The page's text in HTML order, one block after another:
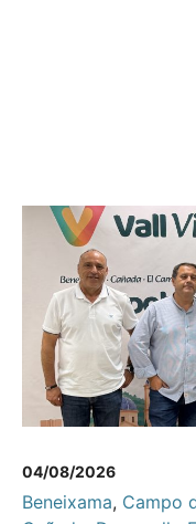
04/08/2026
Beneixama, Campo